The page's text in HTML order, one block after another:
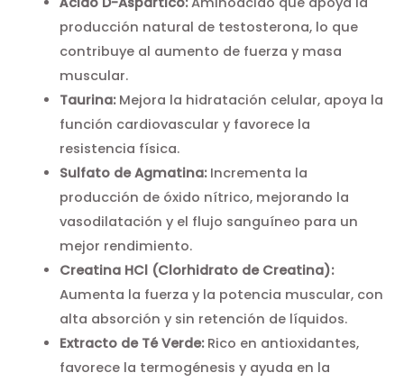
producción natural de testosterona, lo que
contribuye al aumento de fuerza y masa
muscular.
Taurina:Mejora la hidratación celular, apoya la
función cardiovascular y favorece la
resistencia física.
Sulfato de Agmatina:Incrementa la
producción de óxido nítrico, mejorando la
vasodilatación y el flujo sanguíneo para un
mejor rendimiento.
Creatina HCl (Clorhidrato de Creatina):
Aumenta la fuerza y la potencia muscular, con
alta absorción y sin retención de líquidos.
Extracto de Té Verde:Rico en antioxidantes,
favorece la termogénesis y ayuda en la